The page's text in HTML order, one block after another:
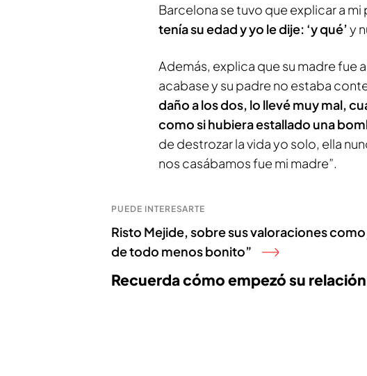
Barcelona se tuvo que explicar a mi
tenía su edad y yo le dije: ‘y qué’y
Además, explica que su madre fue
acabase y su padre no estaba
daño a los dos, lo llevé muy mal,
como si hubiera estallado una
de destrozar la vida yo solo, ella
nos casábamos fue mi madre”.
PUEDE INTERESARTE
Risto Mejide, sobre sus valoraciones
de todo menos bonito”
Recuerda cómo empezó su